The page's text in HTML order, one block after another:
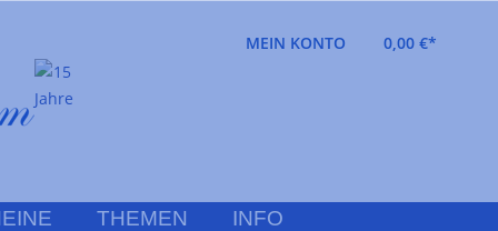
MEIN KONTO
0,00 €*
THEMEN INFO